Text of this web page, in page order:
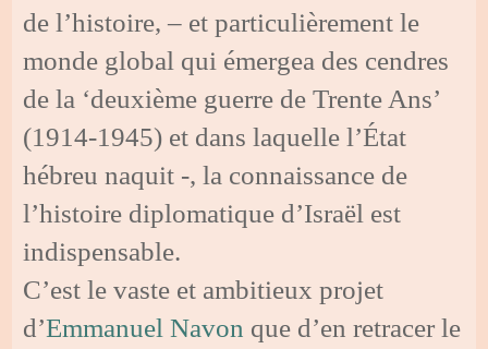
de l’histoire, – et particulièrement le
monde global qui émergea des cendres
de la ‘deuxième guerre de Trente Ans’
(1914-1945) et dans laquelle l’État
hébreu naquit -, la connaissance de
l’histoire diplomatique d’Israël est
indispensable.
C’est le vaste et ambitieux projet
d’Emmanuel Navon que d’en retracer le